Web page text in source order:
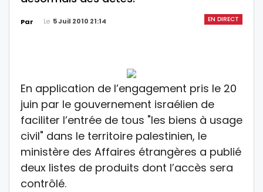
EN DIRECT
Par Le 5 Juil 2010 21:14
En application de l’engagement pris le 20
juin par le gouvernement israélien de
faciliter l’entrée de tous "les biens à usage
civil" dans le territoire palestinien, le
ministère des Affaires étrangères a publié
deux listes de produits dont l’accès sera
contrôlé.